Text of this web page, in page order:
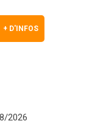
+ D'INFOS
2026